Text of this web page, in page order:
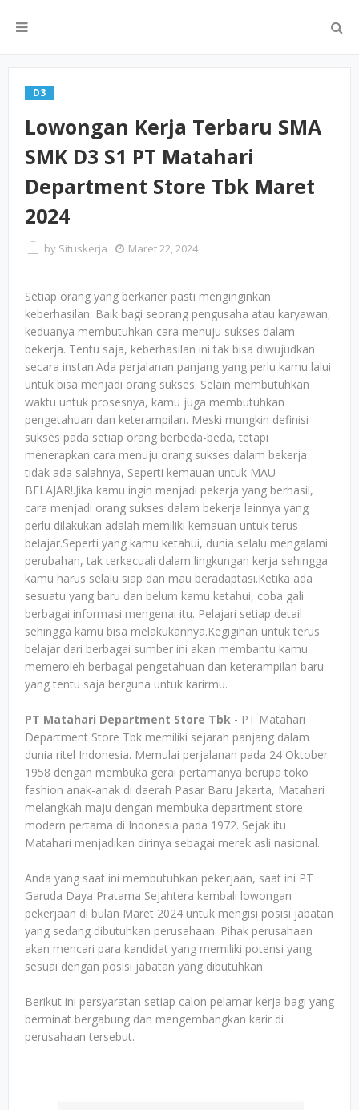
D3
Lowongan Kerja Terbaru SMA
SMK D3 S1 PT Matahari
Department Store Tbk Maret
2024
by Situskerja Maret 22, 2024
Setiap orang yang berkarier pasti menginginkan
keberhasilan. Baik bagi seorang pengusaha atau karyawan,
keduanya membutuhkan cara menuju sukses dalam
bekerja. Tentu saja, keberhasilan ini tak bisa diwujudkan
secara instan.Ada perjalanan panjang yang perlu kamu lalui
untuk bisa menjadi orang sukses. Selain membutuhkan
waktu untuk prosesnya, kamu juga membutuhkan
pengetahuan dan keterampilan. Meski mungkin definisi
sukses pada setiap orang berbeda-beda, tetapi
menerapkan cara menuju orang sukses dalam bekerja
tidak ada salahnya, Seperti kemauan untuk MAU
BELAJAR!.Jika kamu ingin menjadi pekerja yang berhasil,
cara menjadi orang sukses dalam bekerja lainnya yang
perlu dilakukan adalah memiliki kemauan untuk terus
belajar.Seperti yang kamu ketahui, dunia selalu mengalami
perubahan, tak terkecuali dalam lingkungan kerja sehingga
kamu harus selalu siap dan mau beradaptasi.Ketika ada
sesuatu yang baru dan belum kamu ketahui, coba gali
berbagai informasi mengenai itu. Pelajari setiap detail
sehingga kamu bisa melakukannya.Kegigihan untuk terus
belajar dari berbagai sumber ini akan membantu kamu
memeroleh berbagai pengetahuan dan keterampilan baru
yang tentu saja berguna untuk karirmu.
PT Matahari Department Store Tbk - PT Matahari
Department Store Tbk memiliki sejarah panjang dalam
dunia ritel Indonesia. Memulai perjalanan pada 24 Oktober
1958 dengan membuka gerai pertamanya berupa toko
fashion anak-anak di daerah Pasar Baru Jakarta, Matahari
melangkah maju dengan membuka department store
modern pertama di Indonesia pada 1972. Sejak itu
Matahari menjadikan dirinya sebagai merek asli nasional.
Anda yang saat ini membutuhkan pekerjaan, saat ini PT
Garuda Daya Pratama Sejahtera kembali lowongan
pekerjaan di bulan Maret 2024 untuk mengisi posisi jabatan
yang sedang dibutuhkan perusahaan. Pihak perusahaan
akan mencari para kandidat yang memiliki potensi yang
sesuai dengan posisi jabatan yang dibutuhkan.
Berikut ini persyaratan setiap calon pelamar kerja bagi yang
berminat bergabung dan mengembangkan karir di
perusahaan tersebut.